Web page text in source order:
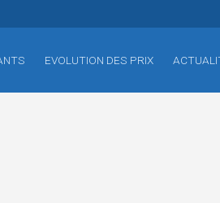
EVOLUTION DES PRIX